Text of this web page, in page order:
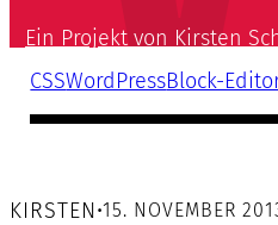
Ein Projekt von Kirsten
CSSWordPressBlock-
KIRSTEN•15. NOVEMBER